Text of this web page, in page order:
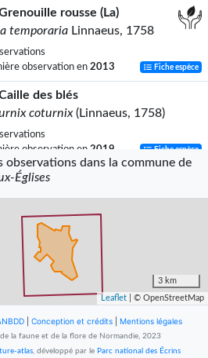
rousse (La)
temporaria Linnaeus, 1758
observation en 2013 Fiche espèce
des blés
coturnix(Linnaeus, 1758)
observation en 2019 Fiche espèce
commune
pipistrellus(Schreber,
observation en
2023
Faucon crécerelle
tinnunculusLinnaeus, 1758
observation en
observations dans la commune de
Églises
3 km
Leaflet | © OpenStreetMap
Conception et crédits Mentions légales
la faune et de la flore de Normandie, 2023
atlas, développé par le Parc national des Écrins